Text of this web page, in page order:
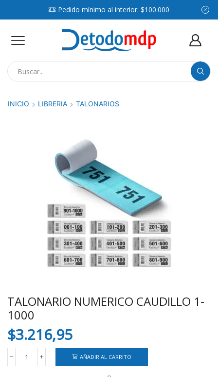
Pedido mínimo al interior: $100.000
INICIO LIBRERIA TALONARIOS
TALONARIO NUMERICO CAUDILLO 1-
1000
$3.216,95
TALONARIO
NUMERICO
AÑADIR AL CARRITO